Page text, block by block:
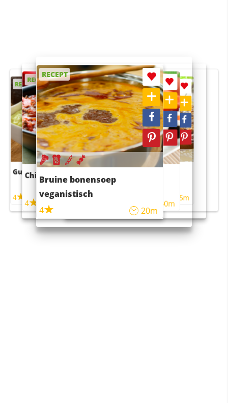
RECEPT
Guacamole
4
RECEPT
Chili con carne
4
RECEPT
Bruine bonensoep
veganistisch
4
20m
RECEPT
Sushi rijstsalade
maaltijdsalade
40m
RECEPT
4 55m